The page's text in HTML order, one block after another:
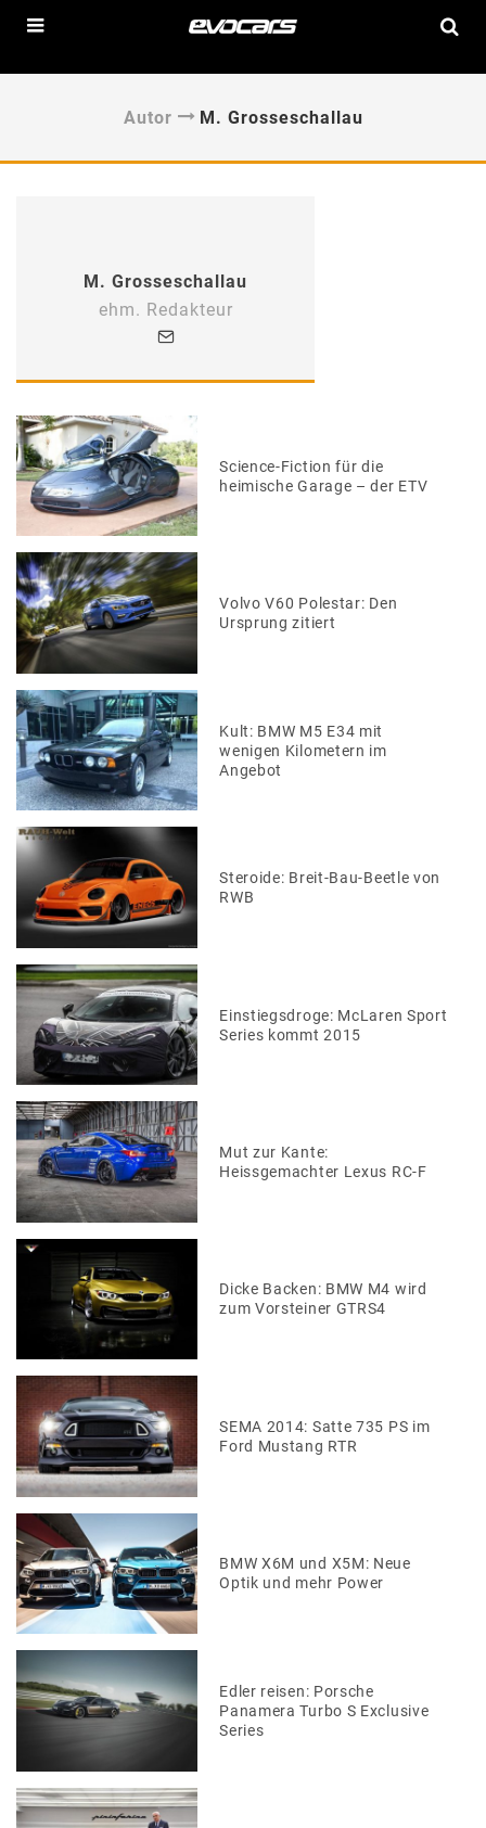
Autor M. Grosseschallau
M. Grosseschallau
ehm. Redakteur
Science-Fiction für die
heimische Garage – der ETV
Volvo V60 Polestar: Den
Ursprung zitiert
Kult: BMW M5 E34 mit
wenigen Kilometern im
Angebot
Steroide: Breit-Bau-Beetle von
RWB
Einstiegsdroge: McLaren Sport
Series kommt 2015
Mut zur Kante:
Heissgemachter Lexus RC-F
Dicke Backen: BMW M4 wird
zum Vorsteiner GTRS4
SEMA 2014: Satte 735 PS im
Ford Mustang RTR
BMW X6M und X5M: Neue
Optik und mehr Power
Edler reisen: Porsche
Panamera Turbo S Exclusive
Series